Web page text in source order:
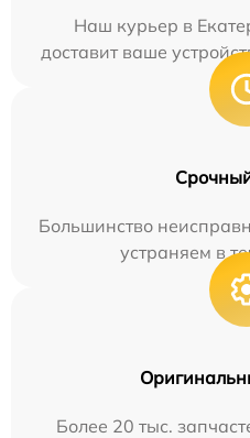
Наш курьер в
доставит ваше
Большинство
устраняем в
Более 20 тыс.